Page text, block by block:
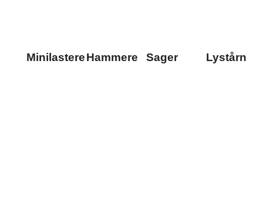
MinilastereHammere Sager Lystårn